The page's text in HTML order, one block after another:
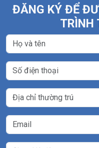
ĐĂNG KÝ ĐỂ
TRÌNH